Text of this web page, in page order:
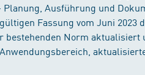
Planung, Ausführung und
Fassung vom Juni
bestehenden Norm